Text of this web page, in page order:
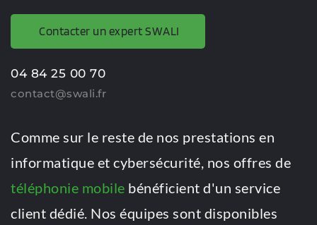
évoluent avec vos demandes, mois après
mois.
Contacter un expert SWALI
04 84 25 00 70
﻿contact@swali.fr
Comme sur le reste de nos prestations en
téléphonie mobile bénéficient d'un service
client dédié. Nos équipes sont disponibles